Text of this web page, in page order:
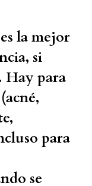
la mejor
si
Hay para
para
se